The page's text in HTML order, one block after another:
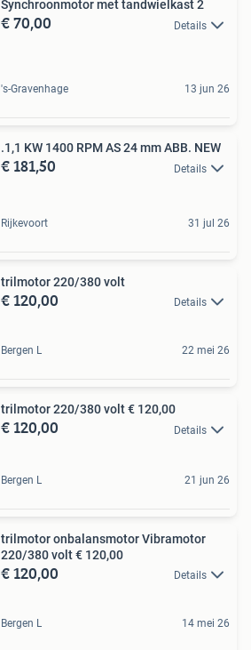
Synchroonmotor met tandwielkast 2
€ 70,00 Details
's-Gravenhage 13 jun 26
.1,1 KW 1400 RPM AS 24 mm ABB. NEW
€ 181,50 Details
Rijkevoort 31 jul 26
trilmotor 220/380 volt
€ 120,00 Details
Bergen L 22 mei 26
trilmotor 220/380 volt € 120,00
€ 120,00 Details
Bergen L 21 jun 26
trilmotor onbalansmotor Vibramotor
220/380 volt € 120,00
€ 120,00 Details
Bergen L 14 mei 26